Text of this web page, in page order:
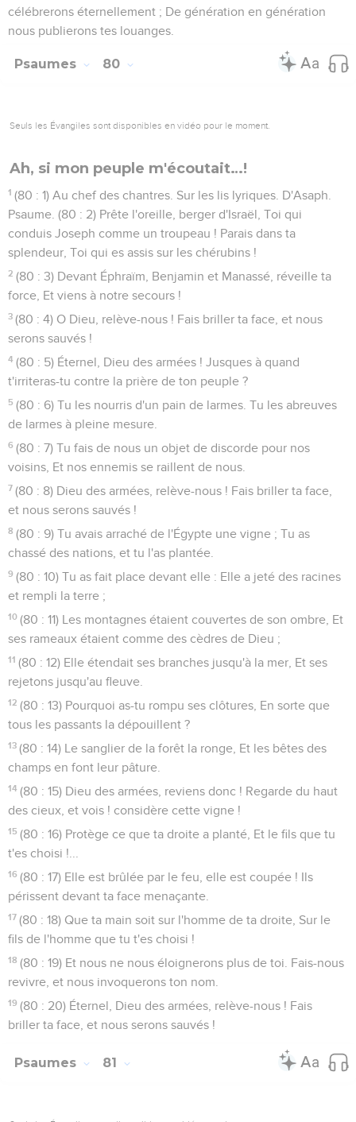
célébrerons éternellement ; De génération en génération
nous publierons tes louanges.
Psaumes 80
Seuls les Évangiles sont disponibles en vidéo pour le moment.
Ah, si mon peuple m'écoutait…!
1 (80 : 1) Au chef des chantres. Sur les lis lyriques. D'Asaph.
Psaume. (80 : 2) Prête l'oreille, berger d'Israël, Toi qui
conduis Joseph comme un troupeau ! Parais dans ta
splendeur, Toi qui es assis sur les chérubins !
2 (80 : 3) Devant Éphraïm, Benjamin et Manassé, réveille ta
force, Et viens à notre secours !
3 (80 : 4) O Dieu, relève-nous ! Fais briller ta face, et nous
serons sauvés !
4 (80 : 5) Éternel, Dieu des armées ! Jusques à quand
t'irriteras-tu contre la prière de ton peuple ?
5 (80 : 6) Tu les nourris d'un pain de larmes. Tu les abreuves
de larmes à pleine mesure.
6 (80 : 7) Tu fais de nous un objet de discorde pour nos
voisins, Et nos ennemis se raillent de nous.
7 (80 : 8) Dieu des armées, relève-nous ! Fais briller ta face,
et nous serons sauvés !
8 (80 : 9) Tu avais arraché de l'Égypte une vigne ; Tu as
chassé des nations, et tu l'as plantée.
9 (80 : 10) Tu as fait place devant elle : Elle a jeté des racines
et rempli la terre ;
10 (80 : 11) Les montagnes étaient couvertes de son ombre, Et
ses rameaux étaient comme des cèdres de Dieu ;
11 (80 : 12) Elle étendait ses branches jusqu'à la mer, Et ses
rejetons jusqu'au fleuve.
12 (80 : 13) Pourquoi as-tu rompu ses clôtures, En sorte que
tous les passants la dépouillent ?
13 (80 : 14) Le sanglier de la forêt la ronge, Et les bêtes des
champs en font leur pâture.
14 (80 : 15) Dieu des armées, reviens donc ! Regarde du haut
des cieux, et vois ! considère cette vigne !
15 (80 : 16) Protège ce que ta droite a planté, Et le fils que tu
t'es choisi !...
16 (80 : 17) Elle est brûlée par le feu, elle est coupée ! Ils
périssent devant ta face menaçante.
17 (80 : 18) Que ta main soit sur l'homme de ta droite, Sur le
fils de l'homme que tu t'es choisi !
18 (80 : 19) Et nous ne nous éloignerons plus de toi. Fais-nous
revivre, et nous invoquerons ton nom.
19 (80 : 20) Éternel, Dieu des armées, relève-nous ! Fais
briller ta face, et nous serons sauvés !
Psaumes 81